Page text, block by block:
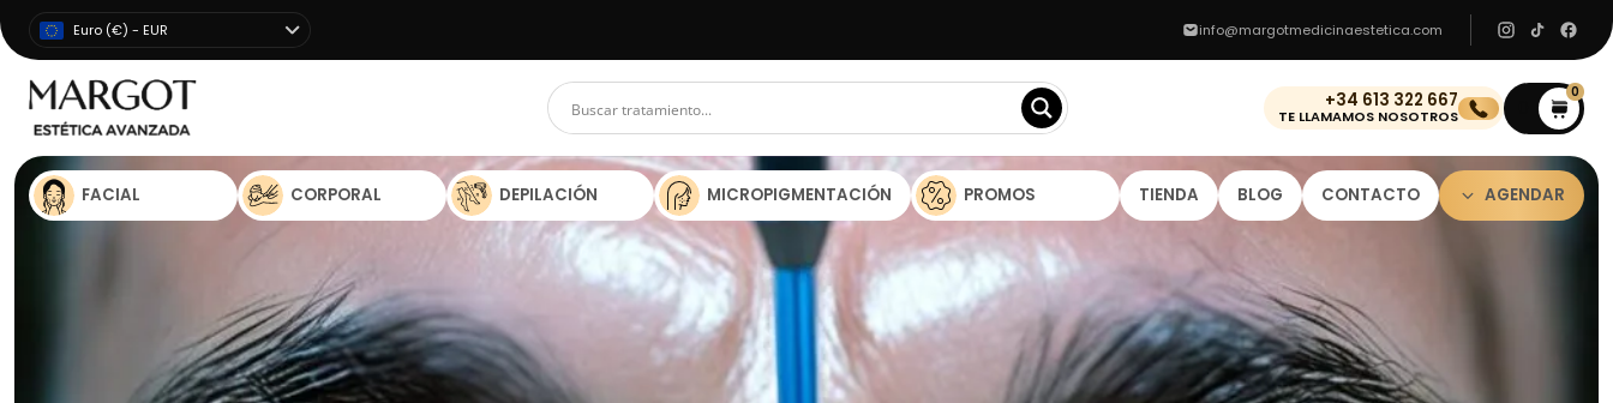
Euro (€) - EUR info@margotmedicinaestetica.com
+34 613 322 667
TE LLAMAMOS NOSOTROS
0
FACIAL CORPORAL DEPILACIÓN MICROPIGMENTACIÓN PROMOS TIENDA BLOG CONTACTO AGENDAR